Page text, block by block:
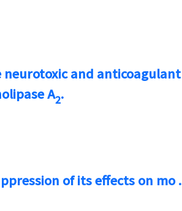
neurotoxic and anticoagulant
A2.
of its effects on mo .